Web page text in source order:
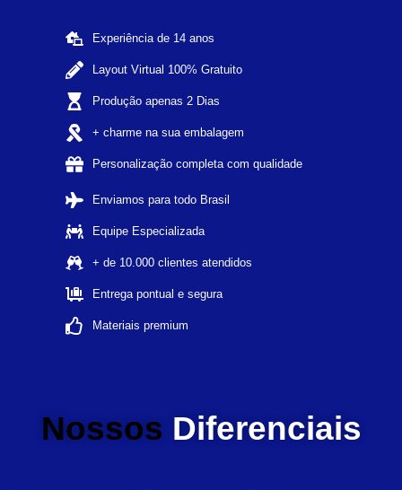
Experiência de 14 anos
Layout Virtual 100% Gratuito
Produção apenas 2 Dias
+ charme na sua embalagem
Personalização completa com qualidade
Enviamos para todo Brasil
Equipe Especializada
+ de 10.000 clientes atendidos
Entrega pontual e segura
Materiais premium
Nossos Diferenciais